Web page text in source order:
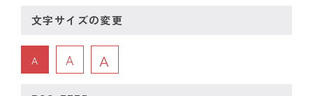
文字サイズの変更
A A A